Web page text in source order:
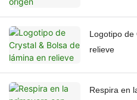
Logotipo de
relieve
Respira en